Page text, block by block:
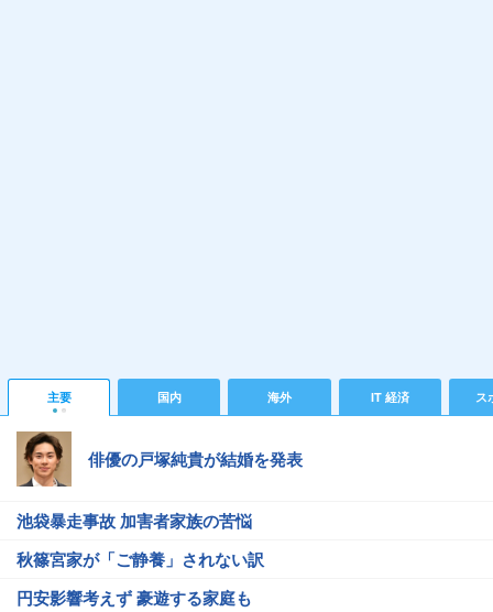
主要 国内 海外 IT 経済 ス
俳優の戸塚純貴が結婚を発表
池袋暴走事故 加害者家族の苦悩
秋篠宮家が「ご静養」されない訳
円安影響考えず 豪遊する家庭も